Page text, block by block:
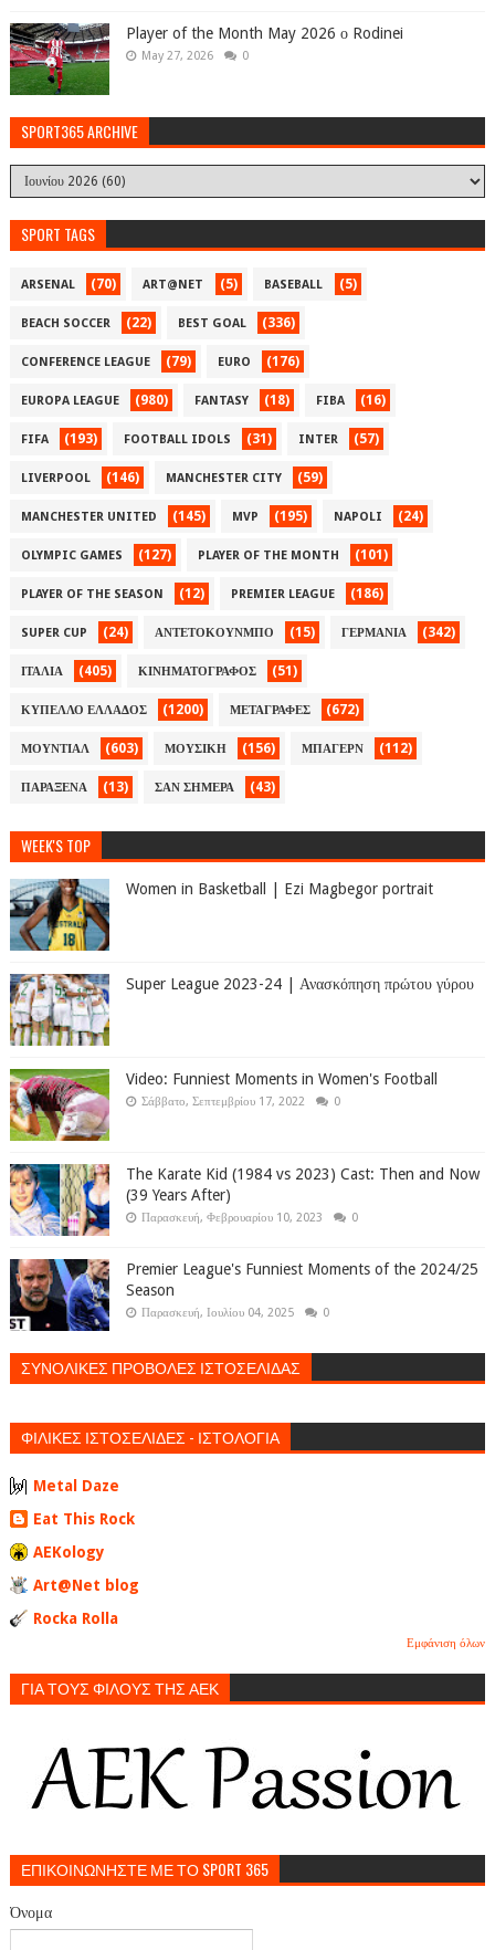
Player of the Month May 2026 ο Rodinei
May 27, 2026 0
SPORT365 ARCHIVE
SPORT TAGS
ARSENAL (70) ART@NET (5) BASEBALL (5)
BEACH SOCCER (22) BEST GOAL (336)
CONFERENCE LEAGUE (79) EURO (176)
EUROPA LEAGUE (980) FANTASY (18) FIBA (16)
FIFA (193) FOOTBALL IDOLS (31) INTER (57)
LIVERPOOL (146) MANCHESTER CITY (59)
MANCHESTER UNITED (145) MVP (195) NAPOLI (24)
OLYMPIC GAMES (127) PLAYER OF THE MONTH (101)
PLAYER OF THE SEASON (12) PREMIER LEAGUE (186)
SUPER CUP (24) ΑΝΤΕΤΟΚΟΥΝΜΠΟ (15) ΓΕΡΜΑΝΙΑ (342)
ΙΤΑΛΙΑ (405) ΚΙΝΗΜΑΤΟΓΡΑΦΟΣ (51)
ΚΥΠΕΛΛΟ ΕΛΛΑΔΟΣ (1200) ΜΕΤΑΓΡΑΦΕΣ (672)
ΜΟΥΝΤΙΑΛ (603) ΜΟΥΣΙΚΗ (156) ΜΠΑΓΕΡΝ (112)
ΠΑΡΑΞΕΝΑ (13) ΣΑΝ ΣΗΜΕΡΑ (43)
WEEK'S TOP
Women in Basketball | Ezi Magbegor portrait
Super League 2023-24 | Ανασκόπηση πρώτου γύρου
Video: Funniest Moments in Women's Football
Σάββατο, Σεπτεμβρίου 17, 2022 0
The Karate Kid (1984 vs 2023) Cast: Then and Now
(39 Years After)
Παρασκευή, Φεβρουαρίου 10, 2023 0
Premier League's Funniest Moments of the 2024/25
Season
Παρασκευή, Ιουλίου 04, 2025 0
ΣΥΝΟΛΙΚΕΣ ΠΡΟΒΟΛΕΣ ΙΣΤΟΣΕΛΙΔΑΣ
ΦΙΛΙΚΕΣ ΙΣΤΟΣΕΛΙΔΕΣ - ΙΣΤΟΛΟΓΙΑ
Metal Daze
Eat This Rock
AEKology
Art@Net blog
Rocka Rolla
Εμφάνιση όλων
ΓΙΑ ΤΟΥΣ ΦΙΛΟΥΣ ΤΗΣ ΑΕΚ
ΕΠΙΚΟΙΝΩΝΗΣΤΕ ΜΕ ΤΟ SPORT 365
Όνομα